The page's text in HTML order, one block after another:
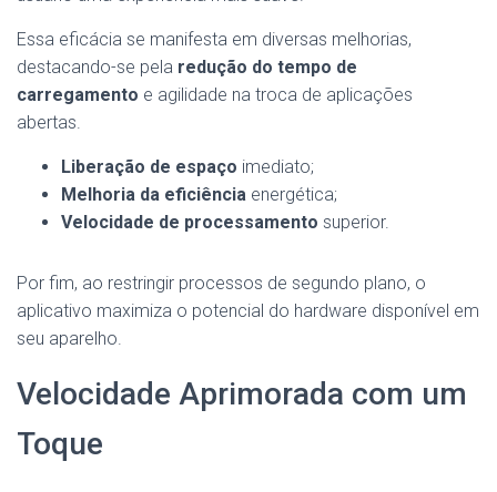
Essa eficácia se manifesta em diversas melhorias,
destacando-se pela redução do tempo de
carregamento e agilidade na troca de aplicações
abertas.
Liberação de espaço imediato;
Melhoria da eficiência energética;
Velocidade de processamento superior.
Por fim, ao restringir processos de segundo plano, o
aplicativo maximiza o potencial do hardware disponível em
seu aparelho.
Velocidade Aprimorada com um
Toque